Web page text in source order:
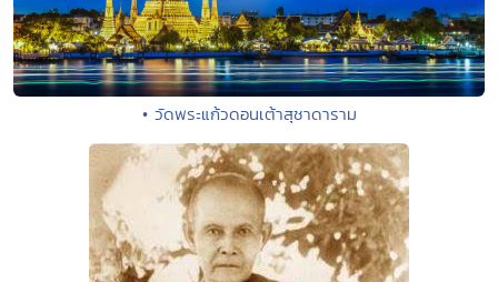
• วัดพระแก้วดอนเต้าสุชาดาราม